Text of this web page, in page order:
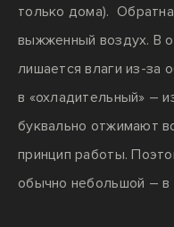
только дома).
выжженный воздух. В
лишается влаги из-за
в «охладительный» –
буквально отжимают
принцип работы.
обычно небольшой – в